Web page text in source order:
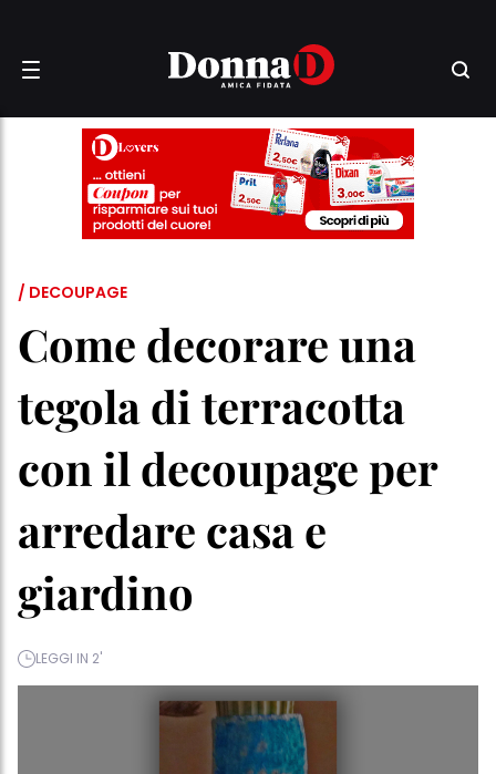
/ DECOUPAGE
Come decorare una
tegola di terracotta
con il decoupage per
arredare casa e
giardino
LEGGI IN 2'